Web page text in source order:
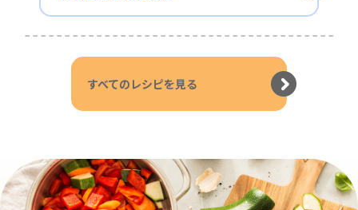
すべてのレシピを見る